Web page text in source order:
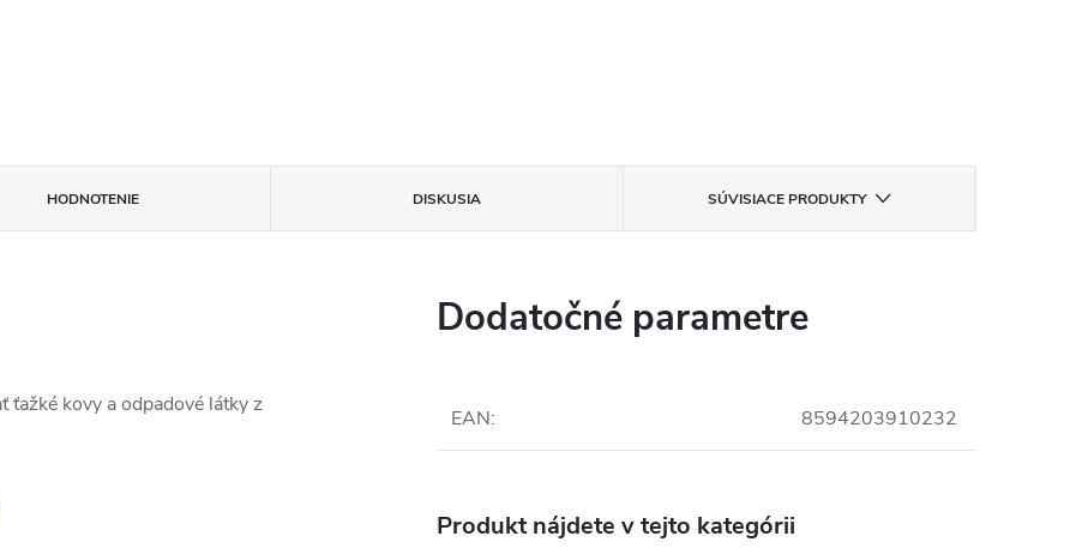
HODNOTENIE DISKUSIA SÚVISIACE PRODUKTY
kovy a odpadové látky z
Dodatočné parametre
EAN: 8594203910232
Produkt nájdete v tejto kategórii